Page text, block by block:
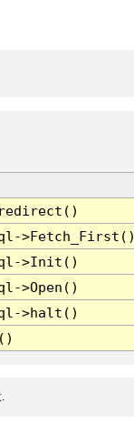
>Init()
>Open()
>halt()